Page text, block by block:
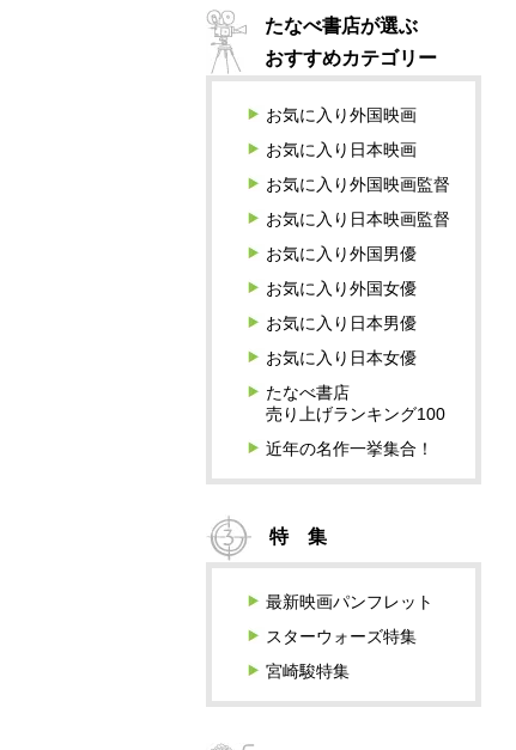
たなべ書店が選ぶ
おすすめカテゴリー
お気に入り外国映画
お気に入り日本映画
お気に入り外国映画監督
お気に入り日本映画監督
お気に入り外国男優
お気に入り外国女優
お気に入り日本男優
お気に入り日本女優
たなべ書店
売り上げランキング100
近年の名作一挙集合！
特 集
最新映画パンフレット
スターウォーズ特集
宮崎駿特集